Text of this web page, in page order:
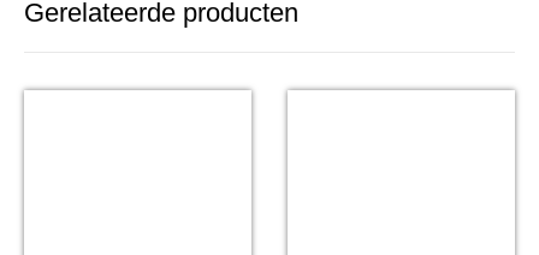
Gerelateerde producten